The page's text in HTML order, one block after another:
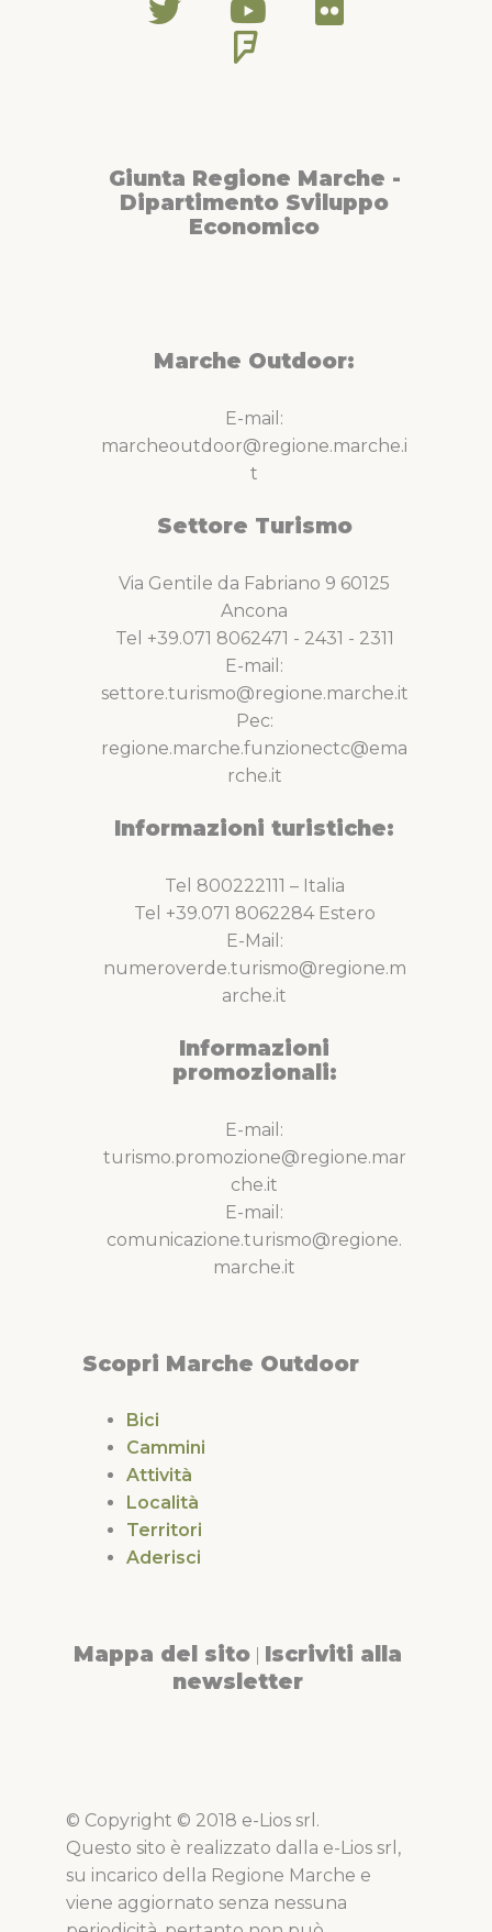
Giunta Regione Marche -
Dipartimento Sviluppo
Economico
Marche Outdoor:
E-mail:
marcheoutdoor@regione.marche.i
t
Settore Turismo
Via Gentile da Fabriano 9 60125
Ancona
Tel +39.071 8062471 - 2431 - 2311
E-mail:
settore.turismo@regione.marche.it
Pec:
regione.marche.funzionectc@ema
rche.it
Informazioni turistiche:
Tel 800222111 – Italia
Tel +39.071 8062284 Estero
E-Mail:
numeroverde.turismo@regione.m
arche.it
Informazioni
promozionali:
E-mail:
turismo.promozione@regione.mar
che.it
E-mail:
comunicazione.turismo@regione.
marche.it
Scopri Marche Outdoor
Bici
Cammini
Attività
Località
Territori
Aderisci
Mappa del sito Iscriviti alla
newsletter
© Copyright © 2018 e-Lios srl.
Questo sito è realizzato dalla e-Lios srl,
su incarico della Regione Marche e
viene aggiornato senza nessuna